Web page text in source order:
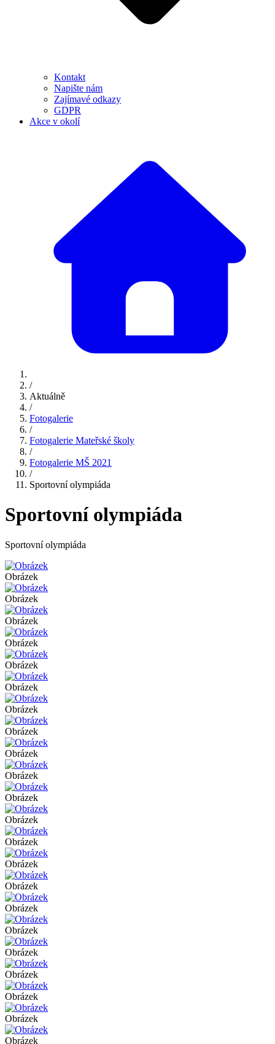
Kontakt
Napište nám
Zajímavé odkazy
GDPR
Akce v okolí
/
Aktuálně
/
Fotogalerie
/
Fotogalerie Mateřské školy
/
Fotogalerie MŠ 2021
/
Sportovní olympiáda
Sportovní olympiáda
Sportovní olympiáda
Obrázek
Obrázek
Obrázek
Obrázek
Obrázek
Obrázek
Obrázek
Obrázek
Obrázek
Obrázek
Obrázek
Obrázek
Obrázek
Obrázek
Obrázek
Obrázek
Obrázek
Obrázek
Obrázek
Obrázek
Obrázek
Obrázek